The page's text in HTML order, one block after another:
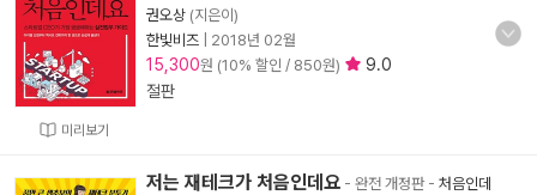
미리보기
권오상 (지은이)
한빛비즈
2018년 02월
15,300원 (10% 할인 / 850원)
9.0
절판
저는 재테크가 처음인데요 - 완전 개정판- 처음인데